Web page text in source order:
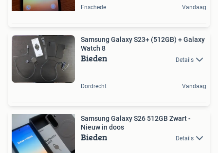
Enschede Vandaag
Samsung Galaxy S23+ (512GB) + Galaxy
Watch 8
Bieden Details
Dordrecht Vandaag
Samsung Galaxy S26 512GB Zwart -
Nieuw in doos
Bieden Details